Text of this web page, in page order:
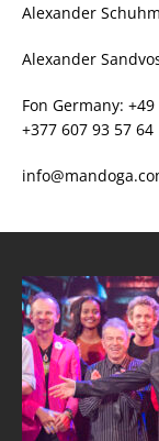
Alexander
Alexander
Fon
+377 607 93 57 64